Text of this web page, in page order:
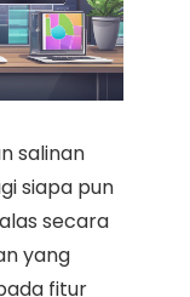
salinan
siapa pun
secara
yang
fitur